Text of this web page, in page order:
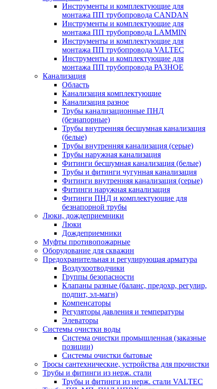
Инструменты и комплектующие для
монтажа ПП трубопровода CANDAN
Инструменты и комплектующие для
монтажа ПП трубопровода LAMMIN
Инструменты и комплектующие для
монтажа ПП трубопровода VALTEC
Инструменты и комплектующие для
монтажа ПП трубопровода РАЗНОЕ
Канализация
Область
Канализация комплектующие
Канализация разное
Трубы канализационные ПНД
(безнапорные)
Трубы внутренняя бесшумная канализация
(белые)
Трубы внутренняя канализация (серые)
Трубы наружная канализация
Фитинги бесшумная канализация (белые)
Трубы и фитинги чугунная канализация
Фитинги внутренняя канализация (серые)
Фитинги наружная канализация
Фитинги ПНД и комплектующие для
безнапорной трубы
Люки, дождеприемники
Люки
Дождеприемники
Муфты противопожарные
Оборудование для скважин
Предохранительная и регулирующая арматура
Воздухоотводчики
Группы безопасности
Клапаны разные (баланс, предохр, регулир,
подпит, эл-магн)
Компенсаторы
Регуляторы давления и температуры
Элеваторы
Системы очистки воды
Система очистки промышленная (заказные
позиции)
Системы очистки бытовые
Тросы сантехнические, устройства для прочистки
Трубы и фитинги из нерж. стали
Трубы и фитинги из нерж. стали VALTEC